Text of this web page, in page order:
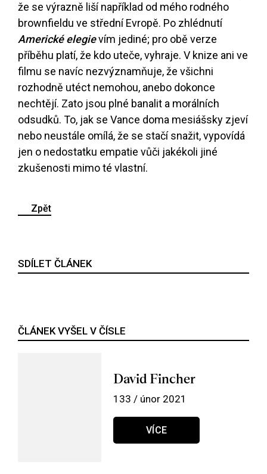
že se výrazně liší například od mého rodného
brownfieldu ve střední Evropě. Po zhlédnutí
Americké elegievím jediné; pro obě verze
příběhu platí, že kdo uteče, vyhraje. V knize ani ve
filmu se navíc nezvýznamňuje, že všichni
rozhodně utéct nemohou, anebo dokonce
nechtějí. Zato jsou plné banalit a morálních
odsudků. To, jak se Vance doma mesiášsky zjeví
nebo neustále omílá, že se stačí snažit, vypovídá
jen o nedostatku empatie vůči jakékoli jiné
zkušenosti mimo té vlastní.
Zpět
SDÍLET ČLÁNEK
ČLÁNEK VYŠEL V ČÍSLE
David Fincher
133 / únor 2021
VÍCE